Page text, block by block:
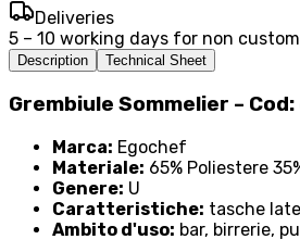
Deliveries
5 – 10 working days for non
Description Technical Sheet
Grembiule Sommelier –
Marca: Egochef
Materiale: 65% Poliestere
Genere: U
Caratteristiche: tasche
Ambito d'uso: bar, birrerie,